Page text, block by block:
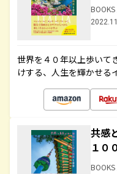
世界を４０年以上歩いて
けする、人生を輝かせる
共感
１０